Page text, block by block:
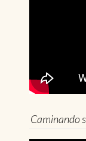
Caminando